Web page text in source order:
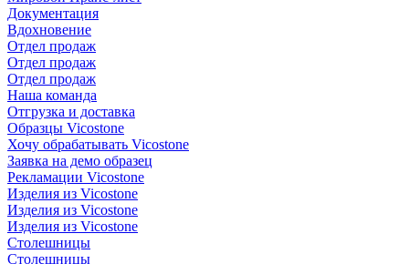
Документация
Вдохновение
Отдел продаж
Отдел продаж
Отдел продаж
Наша команда
Отгрузка и доставка
Образцы Vicostone
Хочу обрабатывать Vicostone
Заявка на демо образец
Рекламации Vicostone
Изделия из Vicostone
Изделия из Vicostone
Изделия из Vicostone
Столешницы
Столешницы